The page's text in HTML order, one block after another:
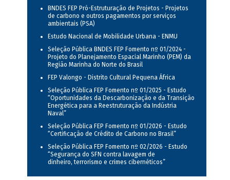
BNDES FEP Pró-Estruturação de Projetos - Projetos
de carbono e outros pagamentos por serviços
ambientais (PSA)
Estudo Nacional de Mobilidade Urbana - ENMU
Seleção Pública BNDES FEP Fomento nº 01/2024 -
Projeto do Planejamento Espacial Marinho (PEM) da
Região Marinha do Norte do Brasil
FEP Valongo - Distrito Cultural Pequena África
Seleção Pública FEP Fomento nº 01/2025 - Estudo
“Oportunidades da Descarbonização e da Transição
Energética para a Reestruturação da Indústria
Naval”
Seleção Pública FEP Fomento nº 01/2026 - Estudo
“Certificação de Crédito de Carbono no Brasil”
Seleção Pública FEP Fomento nº 02/2026 - Estudo
“Segurança do SFN contra lavagem de
dinheiro, terrorismo e crimes cibernéticos”